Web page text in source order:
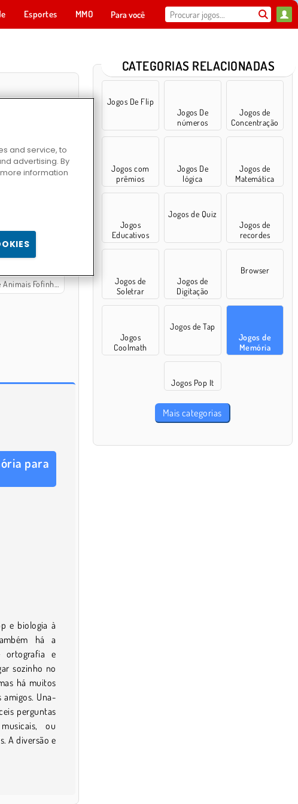
Esportes MMO Para você
Fofinhos
para
e biologia à
há a
ortografia e
sozinho no
há muitos
Una-
perguntas
ou
A diversão e
CATEGORIAS RELACIONADAS
Jogos De Flip
Jogos De
números
Jogos de
Concentração
Jogos com
prêmios
Jogos De
lógica
Jogos de
Matemática
Jogos
Educativos
Jogos de Quiz
Jogos de
recordes
Jogos de
Soletrar
Jogos de
Digitação
Rápida
Browser
Jogos
Coolmath
Jogos de Tap
Jogos de
Memória
Jogos Pop It
Mais categorias
and service, to
advertising. By
information